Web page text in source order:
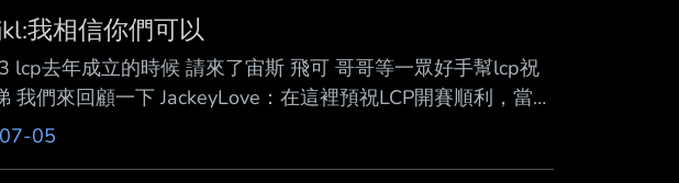
我相信你們可以
去年成立的時候 請來了宙斯 飛可 哥哥等一眾好手幫lcp祝
們來回顧一下 JackeyLove：在這裡預祝LCP開賽順利，當你
的際遇 ，努力勇敢面對一切挑戰吧，我相信你們可以。 哥哥
05